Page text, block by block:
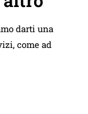
darti una
come ad